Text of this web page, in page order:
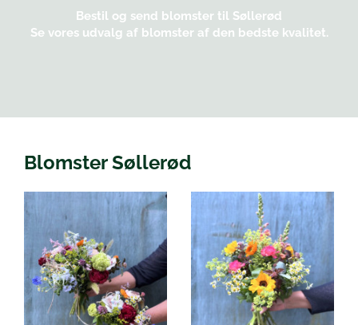
Øl
Bestil og send blomster til Søllerød
Se vores udvalg af blomster af den bedste kvalitet.
Blomster Søllerød
Dette
vare
flere
varianter.
Mulighederne
kan
vælges
Dette
har
flere
varianter.
Mulighederne
kan
vælges